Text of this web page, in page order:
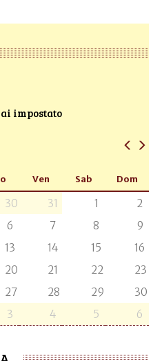
impostato
Ven Sab Dom
30 31 1
2
6 7 8
9
13 14 15
16
20 21 22
23
27 28 29
30
3 4 5 6